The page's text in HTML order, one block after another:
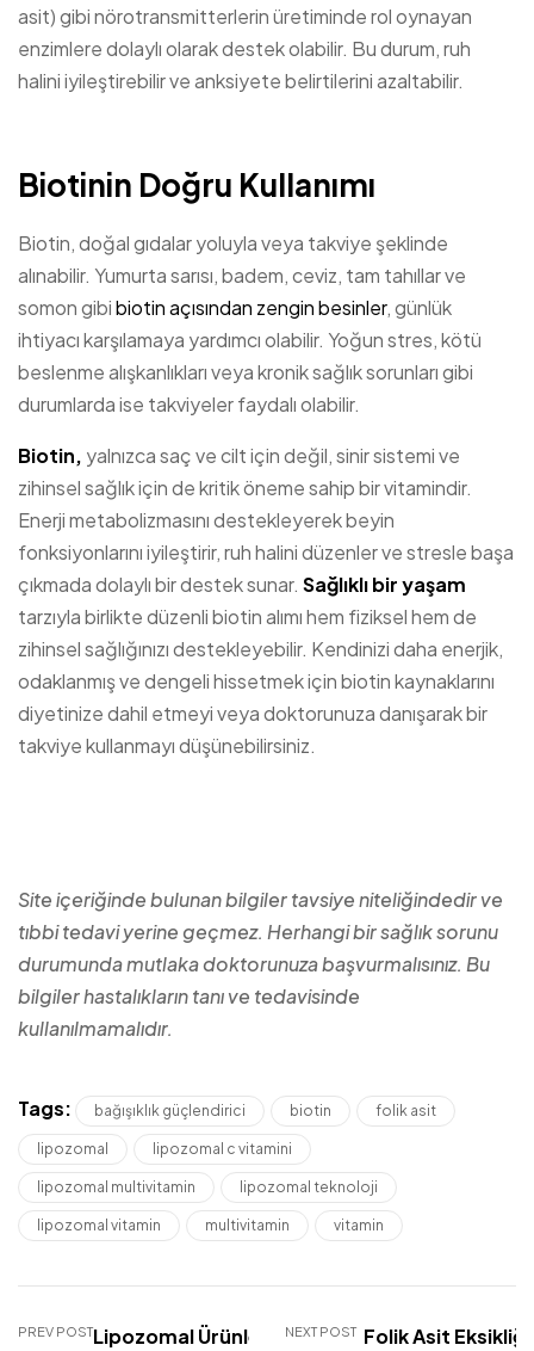
asit) gibi nörotransmitterlerin üretiminde rol oynayan
enzimlere dolaylı olarak destek olabilir. Bu durum, ruh
halini iyileştirebilir ve anksiyete belirtilerini azaltabilir.
Biotinin Doğru Kullanımı
Biotin, doğal gıdalar yoluyla veya takviye şeklinde
alınabilir. Yumurta sarısı, badem, ceviz, tam tahıllar ve
somon gibibiotin açısından zengin besinler, günlük
ihtiyacı karşılamaya yardımcı olabilir. Yoğun stres, kötü
beslenme alışkanlıkları veya kronik sağlık sorunları gibi
durumlarda ise takviyeler faydalı olabilir.
Biotin, yalnızca saç ve cilt için değil, sinir sistemi ve
zihinsel sağlık için de kritik öneme sahip bir vitamindir.
Enerji metabolizmasını destekleyerek beyin
fonksiyonlarını iyileştirir, ruh halini düzenler ve stresle başa
çıkmada dolaylı bir destek sunar. Sağlıklı bir yaşam
tarzıyla birlikte düzenli biotin alımı hem fiziksel hem de
zihinsel sağlığınızı destekleyebilir. Kendinizi daha enerjik,
odaklanmış ve dengeli hissetmek için biotin kaynaklarını
diyetinize dahil etmeyi veya doktorunuza danışarak bir
takviye kullanmayı düşünebilirsiniz.
Site içeriğinde bulunan bilgiler tavsiye niteliğindedir ve
tıbbi tedavi yerine geçmez. Herhangi bir sağlık sorunu
durumunda mutlaka doktorunuza başvurmalısınız. Bu
bilgiler hastalıkların tanı ve tedavisinde
kullanılmamalıdır.
Tags: bağışıklık güçlendirici biotin folik asit
lipozomal lipozomal c vitamini
lipozomal multivitamin lipozomal teknoloji
lipozomal vitamin multivitamin vitamin
PREV POSTLipozomal Ürünler
NEXT POST Folik Asit Eksikliği